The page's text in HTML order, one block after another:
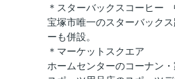
＊スターバックスコーヒー
宝塚市唯一のスターバック
ーも併設。
＊マーケットスクエア
ホームセンターのコーナン